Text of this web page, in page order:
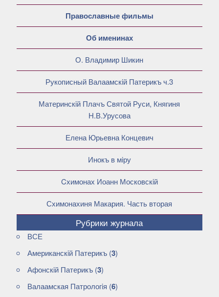
Православные фильмы
Об именинах
О. Владимир Шикин
Рукописный Валаамскiй Патерикъ ч.3
Материнскiй Плачъ Святой Руси, Княгиня
Н.В.Урусова
Елена Юрьевна Концевич
Инокъ в мiру
Cхимонах Иоанн Московскiй
Схимонахиня Макария. Часть вторая
Рубрики журнала
ВСЕ
Американскiй Патерикъ(3)
Афонскiй Патерикъ(3)
Валаамская Патрологiя (6)